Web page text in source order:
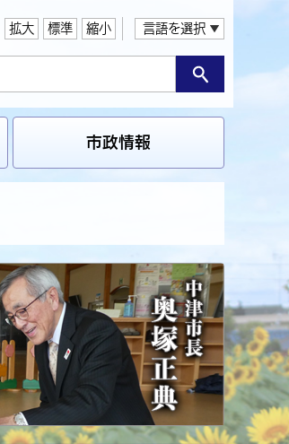
拡大 標準 縮小 言語を選択
市政情報